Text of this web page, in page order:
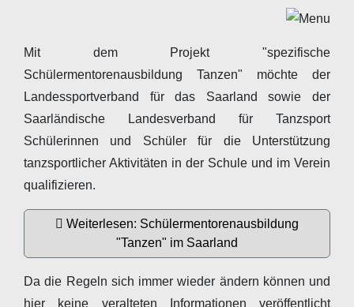
Mit dem Projekt "spezifische
Schülermentorenausbildung Tanzen" möchte der
Landessportverband für das Saarland sowie der
Saarländische Landesverband für Tanzsport
Schülerinnen und Schüler für die Unterstützung
tanzsportlicher Aktivitäten in der Schule und im Verein
qualifizieren.
Weiterlesen: Schülermentorenausbildung
"Tanzen" im Saarland
Da die Regeln sich immer wieder ändern können und
hier keine veralteten Informationen veröffentlicht